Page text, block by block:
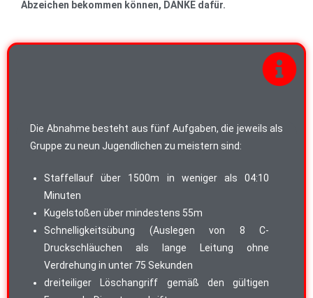
Abzeichen bekommen können, DANKE dafür.
Die Abnahme besteht aus fünf Aufgaben, die jeweils als
Gruppe zu neun Jugendlichen zu meistern sind:
Staffellauf über 1500m in weniger als 04:10
Minuten
Kugelstoßen über mindestens 55m
Schnelligkeitsübung (Auslegen von 8 C-
Druckschläuchen als lange Leitung ohne
Verdrehung in unter 75 Sekunden
dreiteiliger Löschangriff gemäß den gültigen